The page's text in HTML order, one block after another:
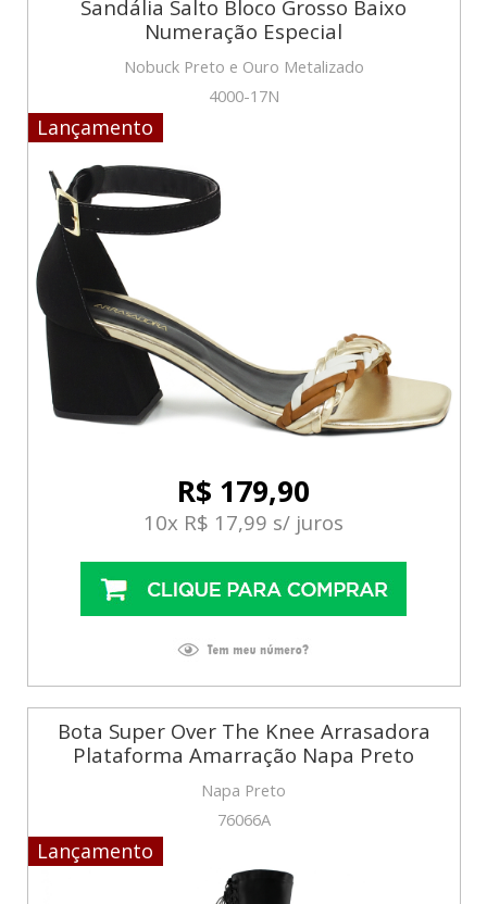
Sandália Salto Bloco Grosso Baixo
Numeração Especial
Nobuck Preto e Ouro Metalizado
4000-17N
Lançamento
R$ 179,90
10x R$ 17,99 s/ juros
Bota Super Over The Knee Arrasadora
Plataforma Amarração Napa Preto
Napa Preto
76066A
Lançamento